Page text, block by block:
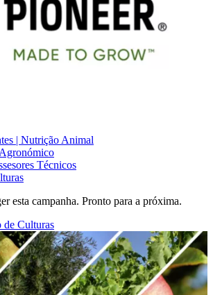
| Nutrição Animal
Técnicos
esta campanha. Pronto para a próxima.
de Culturas